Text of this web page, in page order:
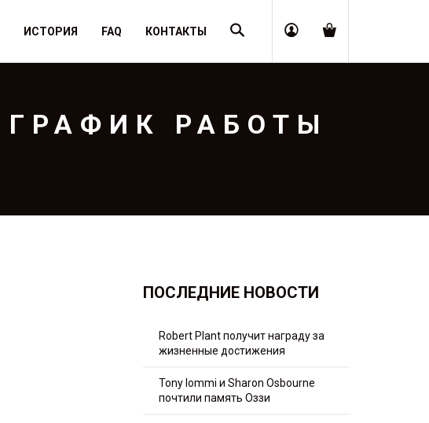
Поиск
ИСТОРИЯ FAQ КОНТАКТЫ
РАБОТЫ
ПОСЛЕДНИЕ НОВОСТИ
Robert Plant получит награду за
жизненные достижения
Tony Iommi и Sharon Osbourne
почтили память Оззи